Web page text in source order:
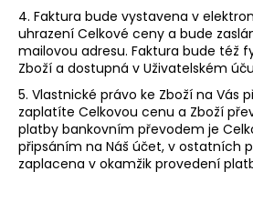
4. Faktura bude vystavena v
uhrazení Celkové ceny a bude
mailovou adresu. Faktura bude též
Zboží a dostupná v Uživatelském
5. Vlastnické právo ke Zboží na Vás
zaplatíte Celkovou cenu a Zboží
platby bankovním převodem je
připsáním na Náš účet, v ostatních
zaplacena v okamžik provedení